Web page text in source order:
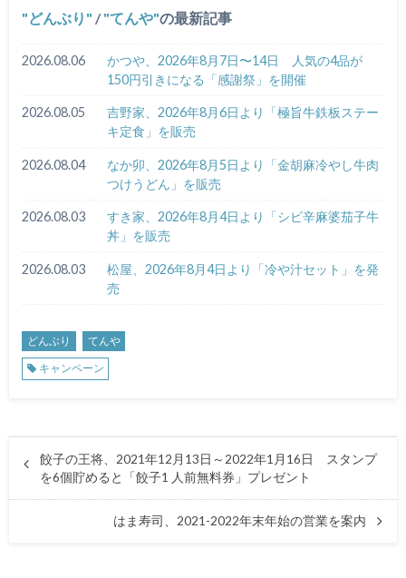
どんぶり / てんや の最新記事
2026.08.06
かつや、2026年8月7日〜14日 人気の4品が
150円引きになる「感謝祭」を開催
2026.08.05
吉野家、2026年8月6日より「極旨牛鉄板ステー
キ定食」を販売
2026.08.04
なか卯、2026年8月5日より「金胡麻冷やし牛肉
つけうどん」を販売
2026.08.03
すき家、2026年8月4日より「シビ辛麻婆茄子牛
丼」を販売
2026.08.03
松屋、2026年8月4日より「冷や汁セット」を発
売
どんぶり
てんや
キャンペーン
餃子の王将、2021年12月13日～2022年1月16日 スタンプ
を6個貯めると「餃子1 人前無料券」プレゼント
はま寿司、2021-2022年末年始の営業を案内